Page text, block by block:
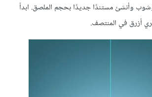
وأنشئ مستندًا جديدًا بحجم الملصق. ابدأ
أزرق في المنتصف.